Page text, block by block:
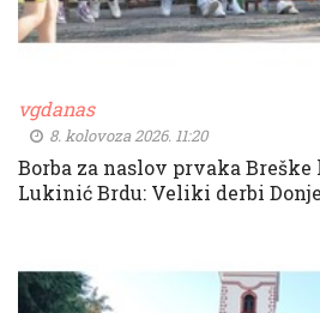
vgdanas
8. kolovoza 2026. 11:20
Borba za naslov prvaka
Lukinić Brdu: Veliki derbi